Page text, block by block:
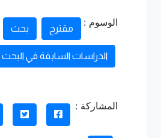
الوسوم :
مقترح بحث
الدراسات السابقة في البحث
المشاركة :